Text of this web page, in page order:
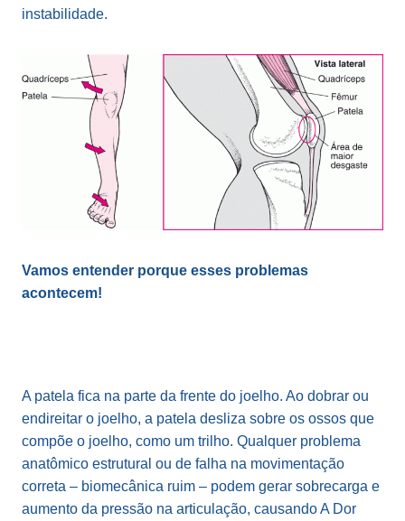
instabilidade.
Vamos entender porque esses problemas
acontecem!
A patela fica na parte da frente do joelho. Ao dobrar ou
endireitar o joelho, a patela desliza sobre os ossos que
compõe o joelho, como um trilho. Qualquer problema
anatômico estrutural ou de falha na movimentação
correta – biomecânica ruim – podem gerar sobrecarga e
aumento da pressão na articulação, causando A Dor